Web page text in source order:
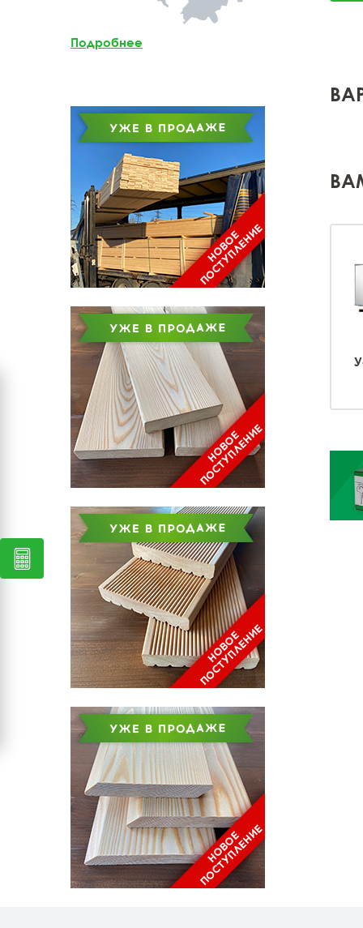
Мебельный щит из
Подробнее